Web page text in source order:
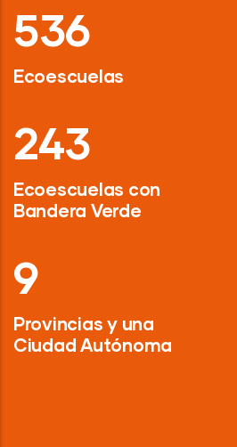
718
Ecoescuelas
326
Ecoescuelas con
Bandera Verde
13
Provincias y una
Ciudad Autónoma